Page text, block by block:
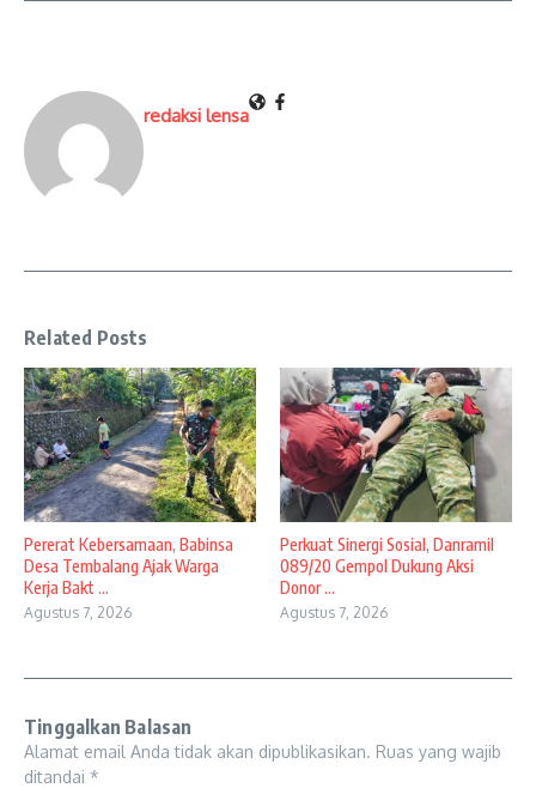
redaksi lensa
Related Posts
Pererat Kebersamaan, Babinsa
Desa Tembalang Ajak Warga
Kerja Bakt ...
Agustus 7, 2026
Perkuat Sinergi Sosial, Danramil
089/20 Gempol Dukung Aksi
Donor ...
Agustus 7, 2026
Tinggalkan Balasan
Alamat email Anda tidak akan dipublikasikan. Ruas yang wajib
ditandai *